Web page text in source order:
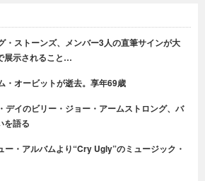
・ストーンズ、メンバー3人の直筆サインが大
展示されること…
・オービットが逝去。享年69歳
デイのビリー・ジョー・アームストロング、バ
を語る
ー・アルバムより“Cry Ugly”のミュージック・